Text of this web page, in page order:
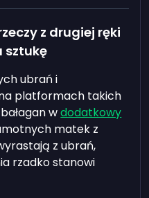
z drugiej ręki
sztukę
ubrań i
platformach takich
wdodatkowy
matek z
z ubrań,
rzadko stanowi